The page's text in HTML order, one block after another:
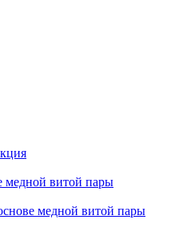
медной витой пары
медной витой пары